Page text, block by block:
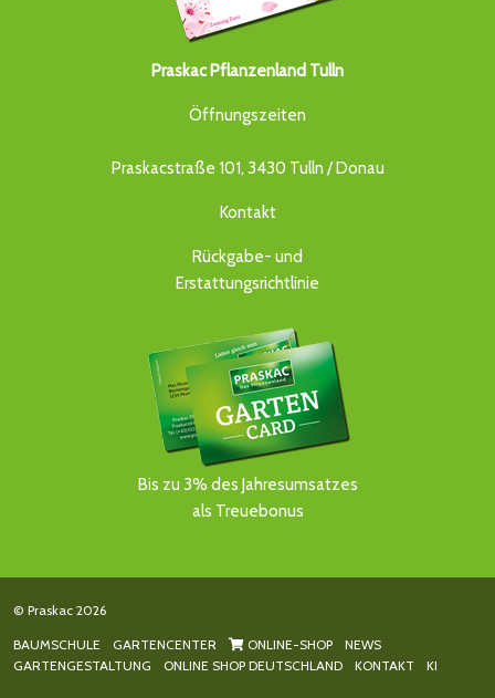
Praskac Pflanzenland Tulln
Öffnungszeiten
Praskacstraße 101, 3430 Tulln / Donau
Kontakt
Rückgabe- und
Erstattungsrichtlinie
Bis zu 3% des Jahresumsatzes
als Treuebonus
© Praskac 2026
BAUMSCHULE GARTENCENTER ONLINE-SHOP
NEWS
GARTENGESTALTUNG
ONLINE SHOP DEUTSCHLAND KONTAKT KI